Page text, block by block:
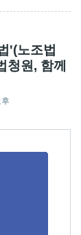
'(노조법
청원, 함께